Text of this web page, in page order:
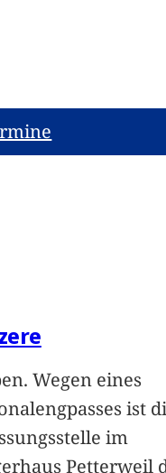
Wegen eines
ist
im
Petterweil